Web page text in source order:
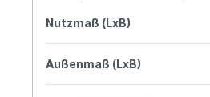
Nutzmaß (LxB)
Außenmaß (LxB)